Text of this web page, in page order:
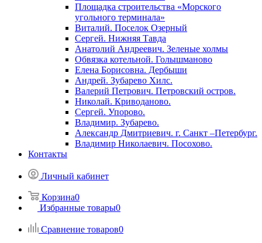
Площадка строительства «Морского
угольного терминала»
Виталий. Поселок Озерный
Сергей. Нижняя Тавда
Анатолий Андреевич. Зеленые холмы
Обвязка котельной. Голышманово
Елена Борисовна. Дербыши
Андрей. Зубарево Хилс.
Валерий Петрович. Петровский остров.
Николай. Криводаново.
Сергей. Упорово.
Владимир. Зубарево.
Александр Дмитриевич. г. Санкт –Петербург.
Владимир Николаевич. Посохово.
Контакты
Личный кабинет
Корзина0
Избранные товары0
Сравнение товаров0